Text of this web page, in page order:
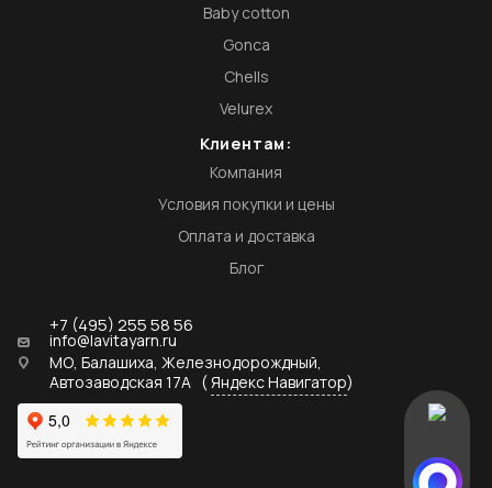
Baby cotton
Gonca
Chells
Velurex
Клиентам:
Компания
Условия покупки и цены
Оплата и доставка
Блог
+7 (495) 255 58 56
info@lavitayarn.ru
МО, Балашиха, Железнодорождный,
Автозаводская 17А ( Яндекс Навигатор)